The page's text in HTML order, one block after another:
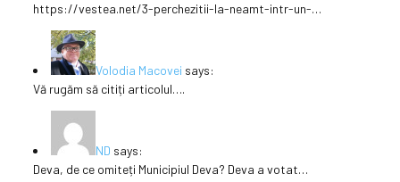
https://vestea.net/3-perchezitii-la-neamt-intr-un-…
Volodia Macovei says:
Vă rugăm să citiți articolul….
ND says:
Deva, de ce omiteți Municipiul Deva? Deva a votat…